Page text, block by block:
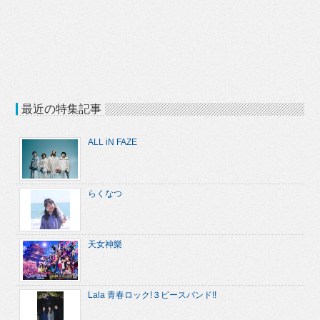
最近の特集記事
ALL iN FAZE
らくなつ
天女神樂
Lala 青春ロック!３ピースバンド!!